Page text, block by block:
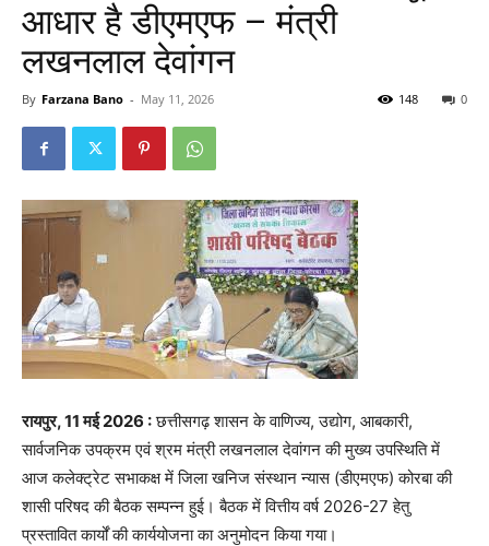
आधार है डीएमएफ – मंत्री
लखनलाल देवांगन
By Farzana Bano - May 11, 2026 0
148
रायपुर, 11 मई 2026 :छत्तीसगढ़ शासन के वाणिज्य, उद्योग, आबकारी,
सार्वजनिक उपक्रम एवं श्रम मंत्री लखनलाल देवांगन की मुख्य उपस्थिति में
आज कलेक्ट्रेट सभाकक्ष में जिला खनिज संस्थान न्यास (डीएमएफ) कोरबा की
शासी परिषद की बैठक सम्पन्न हुई। बैठक में वित्तीय वर्ष 2026-27 हेतु
प्रस्तावित कार्यों की कार्ययोजना का अनुमोदन किया गया।